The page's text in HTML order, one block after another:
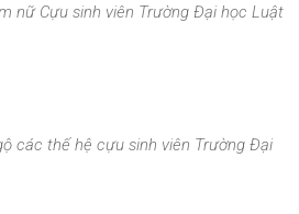
nữ Cựu sinh viên Trường Đại học Luật
các thế hệ cựu sinh viên Trường Đại